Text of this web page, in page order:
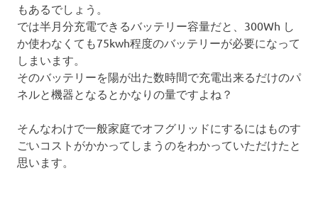
もあるでしょう。
では半月分充電できるバッテリー容量だと、300Wh し
か使わなくても75kwh程度のバッテリーが必要になって
しまいます。
そのバッテリーを陽が出た数時間で充電出来るだけのパ
ネルと機器となるとかなりの量ですよね？
そんなわけで一般家庭でオフグリッドにするにはものす
ごいコストがかかってしまうのをわかっていただけたと
思います。